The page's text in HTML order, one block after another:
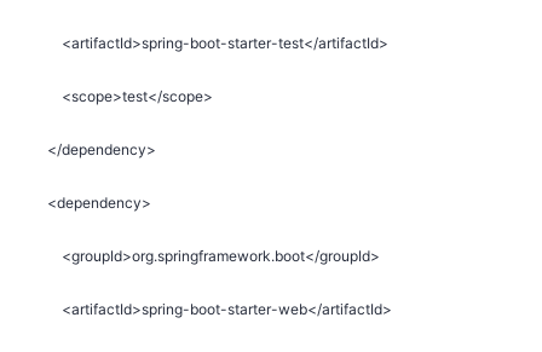
<artifactId>spring-boot-starter-test</artifactId>
<scope>test</scope>
</dependency>
<dependency>
<groupId>org.springframework.boot</groupId>
<artifactId>spring-boot-starter-web</artifactId>